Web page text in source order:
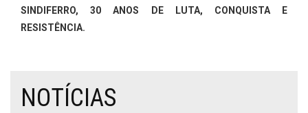
SINDIFERRO, 30 ANOS DE LUTA, CONQUISTA E
RESISTÊNCIA.
NOTÍCIAS